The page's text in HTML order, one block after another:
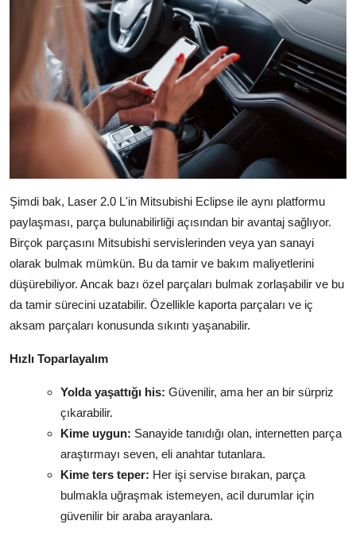
Şimdi bak, Laser 2.0 L'in Mitsubishi Eclipse ile aynı platformu
paylaşması, parça bulunabilirliği açısından bir avantaj sağlıyor.
Birçok parçasını Mitsubishi servislerinden veya yan sanayi
olarak bulmak mümkün. Bu da tamir ve bakım maliyetlerini
düşürebiliyor. Ancak bazı özel parçaları bulmak zorlaşabilir ve bu
da tamir sürecini uzatabilir. Özellikle kaporta parçaları ve iç
aksam parçaları konusunda sıkıntı yaşanabilir.
Hızlı Toparlayalım
Yolda yaşattığı his: Güvenilir, ama her an bir sürpriz
çıkarabilir.
Kime uygun: Sanayide tanıdığı olan, internetten parça
araştırmayı seven, eli anahtar tutanlara.
Kime ters teper: Her işi servise bırakan, parça
bulmakla uğraşmak istemeyen, acil durumlar için
güvenilir bir araba arayanlara.